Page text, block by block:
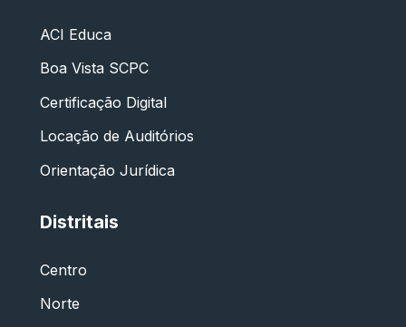
ACI Educa
Boa Vista SCPC
Certificação Digital
Locação de Auditórios
Orientação Jurídica
Distritais
Centro
Norte